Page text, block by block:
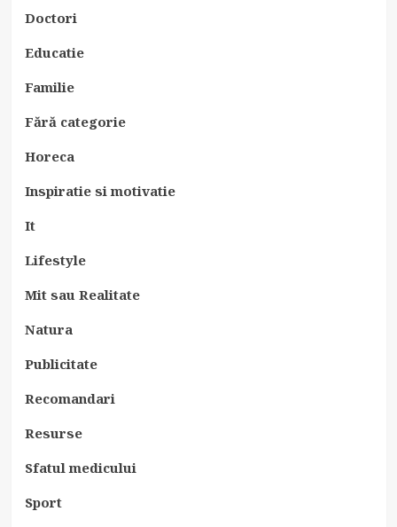
Doctori
Educatie
Familie
Fără categorie
Horeca
Inspiratie si motivatie
It
Lifestyle
Mit sau Realitate
Natura
Publicitate
Recomandari
Resurse
Sfatul medicului
Sport